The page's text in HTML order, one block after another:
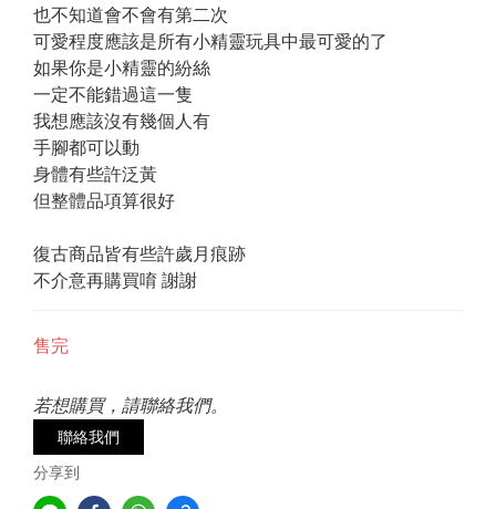
也不知道會不會有第二次
可愛程度應該是所有小精靈玩具中最可愛的了
如果你是小精靈的紛絲
一定不能錯過這一隻
我想應該沒有幾個人有
手腳都可以動
身體有些許泛黃
但整體品項算很好
復古商品皆有些許歲月痕跡
不介意再購買唷 謝謝
售完
若想購買，請聯絡我們。
聯絡我們
分享到